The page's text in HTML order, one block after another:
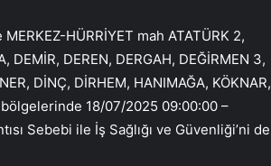
HÜRRİYET mah ATATÜRK 2,
DEMİR, DEREN, DERGAH, DEĞİRMEN 3,
DİNÇ, DİRHEM, HANIMAĞA, KÖKNAR,
bölgelerinde 18/07/2025 09:00:00 –
Sebebi ile İş Sağlığı ve Güvenliği’ni de